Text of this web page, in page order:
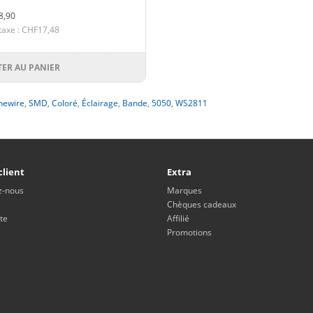
: CHF17,48
AU PANIER
, SMD, Coloré, Éclairage, Bande, 5050, WS2811
nous
Extra
Marques
Chèques cadeaux
Affilié
Promotions